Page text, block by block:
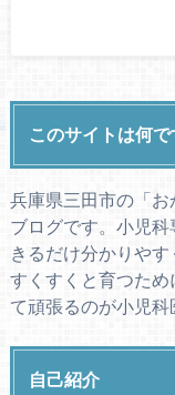
このサイトは何で
兵庫県三田市の「
ブログです。小児
きるだけ分かりや
すくすくと育つた
て頑張るのが小児科
自己紹介